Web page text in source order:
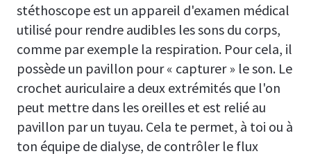
stéthoscope est un appareil d'examen médical
utilisé pour rendre audibles les sons du corps,
comme par exemple la respiration. Pour cela, il
possède un pavillon pour « capturer » le son. Le
crochet auriculaire a deux extrémités que l'on
peut mettre dans les oreilles et est relié au
pavillon par un tuyau. Cela te permet, à toi ou à
ton équipe de dialyse, de contrôler le flux